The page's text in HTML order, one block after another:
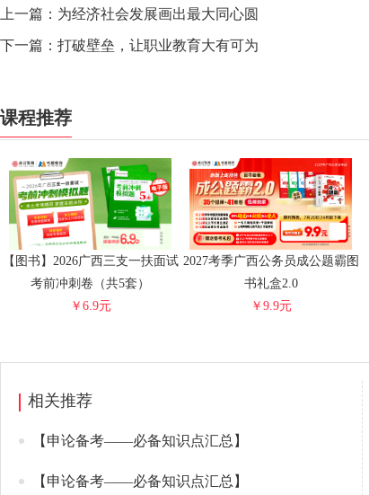
上一篇： 为经济社会发展画出最大同心圆
下一篇： 打破壁垒，让职业教育大有可为
课程推荐
【图书】2026广西三支一扶面试
考前冲刺卷（共5套）
￥6.9元
2027考季广西公务员成公题霸图
书礼盒2.0
￥9.9元
相关推荐
【申论备考——必备知识点汇总】
【申论备考——必备知识点汇总】